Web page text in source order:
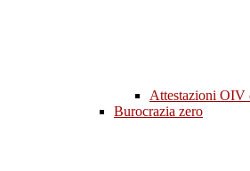
Attestazioni OIV
Burocrazia zero